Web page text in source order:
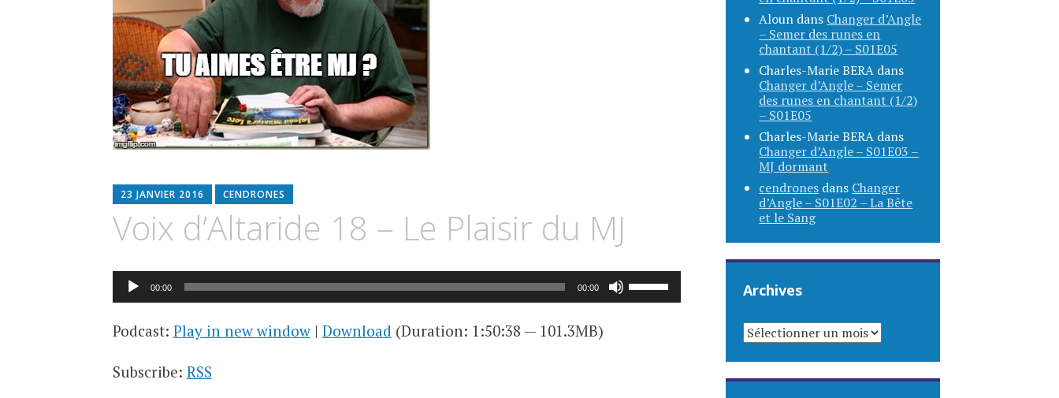
23 JANVIER 2016 CENDRONES
Voix d’Altaride 18 – Le Plaisir du MJ
Lecteur
audio
00:00 00:00
Utilisez
Podcast: Play in new window| Download (Duration: 1:50:38 — 101.3MB)
Subscribe: RSS
Aloun dans Changer d’Angle
– Semer des runes en
chantant (1/2) – S01E05
Charles-Marie BERA dans
Changer d’Angle – Semer
des runes en chantant (1/2)
– S01E05
Charles-Marie BERA dans
Changer d’Angle – S01E03 –
MJ dormant
cendrones dans Changer
d’Angle – S01E02 – La Bête
et le Sang
Archives
ARCHIVES